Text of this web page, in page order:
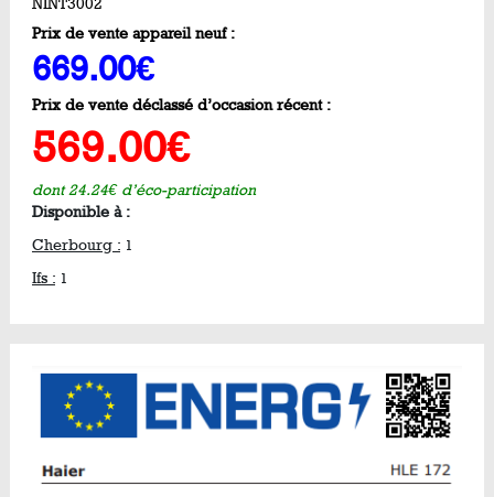
NINT3002
Prix de vente appareil neuf :
669.00€
Prix de vente déclassé d’occasion récent :
569.00€
dont 24.24€ d’éco-participation
Disponible à :
Cherbourg : 1
Ifs : 1